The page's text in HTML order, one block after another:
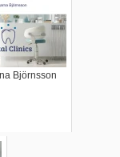
Björnsson